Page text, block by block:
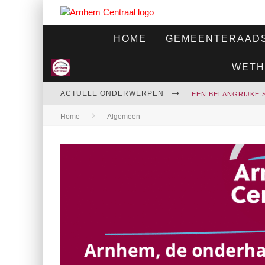
HOME
ACTUELE ONDERWERPEN
Home Algemeen